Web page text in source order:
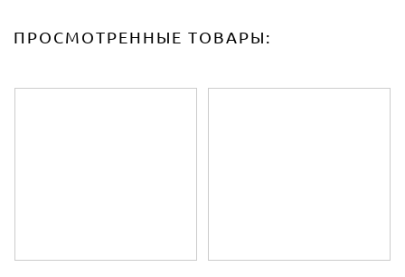
ПРОСМОТРЕННЫЕ ТОВАРЫ: